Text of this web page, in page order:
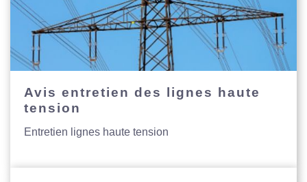
Avis entretien des lignes haute
tension
Entretien lignes haute tension